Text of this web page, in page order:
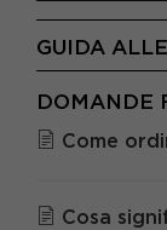
GUIDA
DOMANDE
Come
Cosa